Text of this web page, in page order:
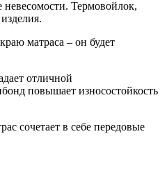
невесомости. Термовойлок,
матраса – он будет
отличной
повышает износостойкость
сочетает в себе передовые